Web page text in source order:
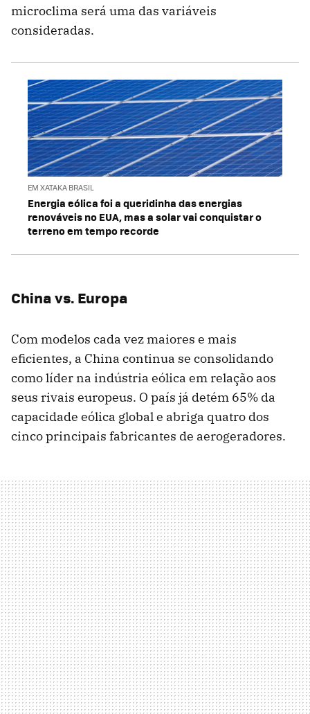
microclima será uma das variáveis
consideradas.
EM XATAKA BRASIL
Energia eólica foi a queridinha das energias
renováveis no EUA, mas a solar vai conquistar o
terreno em tempo recorde
China vs. Europa
Com modelos cada vez maiores e mais
eficientes, a China continua se consolidando
como líder na indústria eólica em relação aos
seus rivais europeus. O país já detém 65% da
capacidade eólica global e abriga quatro dos
cinco principais fabricantes de aerogeradores.